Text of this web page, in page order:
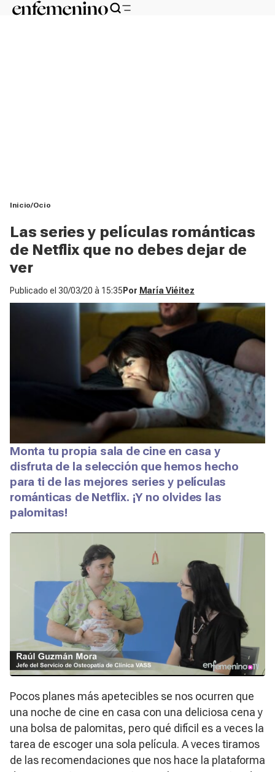
Inicio Ocio
Las series y películas románticas
de Netflix que no debes dejar de
ver
Publicado el 30/03/20 à 15:35 Por María Viéitez
Monta tu propia sala de cine en casa y
disfruta de la selección que hemos hecho
para ti de las mejores series y películas
románticas de Netflix. ¡Y no olvides las
palomitas!
Pocos planes más apetecibles se nos ocurren que
una noche de cine en casa con una deliciosa cena y
una bolsa de palomitas, pero qué difícil es a veces la
tarea de escoger una sola película. A veces tiramos
de las recomendaciones que nos hace la plataforma